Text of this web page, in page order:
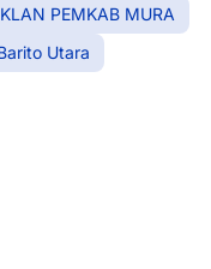
PEMKAB MURA
Utara